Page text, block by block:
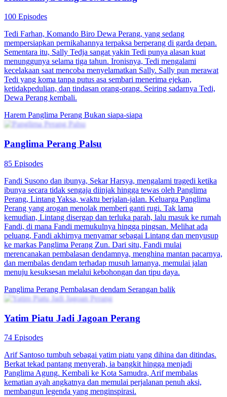
Jejak Hilangnya Sang Panglima
89 Episodes
Faraz Saba, seorang pemuda sederhana, mendapati dirinya memiliki
wajah dan nama yang sama persis dengan Sang Raja, panglima
dengan pejabat kekaisaran. Hilangnya Sang Raja membuat Tentara
Utara kacau balau. Luna Chaya, pengawal pribadi Sang Raja,
meminta Faraz untuk menyamar sebagai Sang Raja demi
menstabilkan situasi. Meski ragu, Faraz menerima tugas berat ini
dan masuk ke dalam dunia penuh intrik politik.Namun, selain
menghadapi ancaman dari musuh-musuh Sang Raja, Faraz juga
berjuang melawan hinaan dan tekanan dari keluarganya yang
memandang rendah dirinya karena kemiskinan keluarganya. Di
tengah kebohongan dan persekongkolan yang semakin rumit,
mampukah Faraz bertahan sebagai pemimpin? Atau akankah dia
tenggelam dalam permainan kekuasaan yang bisa menghancurkan
segalanya?
Panglima PerangSerangan balikTycoon
Sang Dewa Perang
Lima tahun lalu, ia dijebak dan terpaksa tidur dengan tunangan
orang. Saat dunia dilanda perang, ia bergabung militer dan bangkit
sebagai Dewa Perang Cakra, memimpin pasukan kalahkan
pemberontak. Pulang dengan kejayaan, ia temukan wanita masa lalu
dan putrinya diculik. Ia bertarung demi mereka.
KembaliImajinasi PerkotaanPanglima Perang